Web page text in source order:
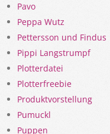
Pavo
Peppa Wutz
Pettersson und Findus
Pippi Langstrumpf
Plotterdatei
Plotterfreebie
Produktvorstellung
Pumuckl
Puppen